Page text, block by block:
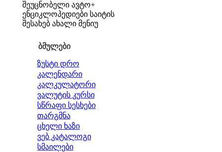
შეუცნობელი ავტო+
ენციკლოპედიები საიტის
შესახებ ახალი მენიუ
ბმულები
ზუსტი დრო
კალენდარი
კალკულატორი
ვალუტის კურსი
სწრაფი სესხები
თარგმნა
ცხელი ხაზი
ვებ კატალოგი
სმაილები